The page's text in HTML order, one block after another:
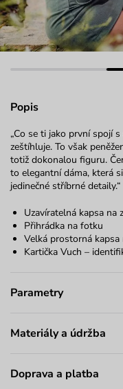
Popis
„Co se ti jako první spojí
zeštíhluje. To však
totiž dokonalou figuru.
to elegantní dáma, která
jedinečné stříbrné detaily.“
Uzavíratelná kapsa na
Přihrádka na fotku
Velká prostorná kapsa
Kartička Vuch –
Parametry
Materiály a údržba
Doprava a platba